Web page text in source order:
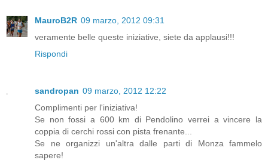
MauroB2R 09 marzo, 2012 09:31
veramente belle queste iniziative, siete da applausi!!!
Rispondi
sandropan 09 marzo, 2012 12:22
Complimenti per l'iniziativa!
Se non fossi a 600 km di Pendolino verrei a vincere la
coppia di cerchi rossi con pista frenante...
Se ne organizzi un'altra dalle parti di Monza fammelo
sapere!